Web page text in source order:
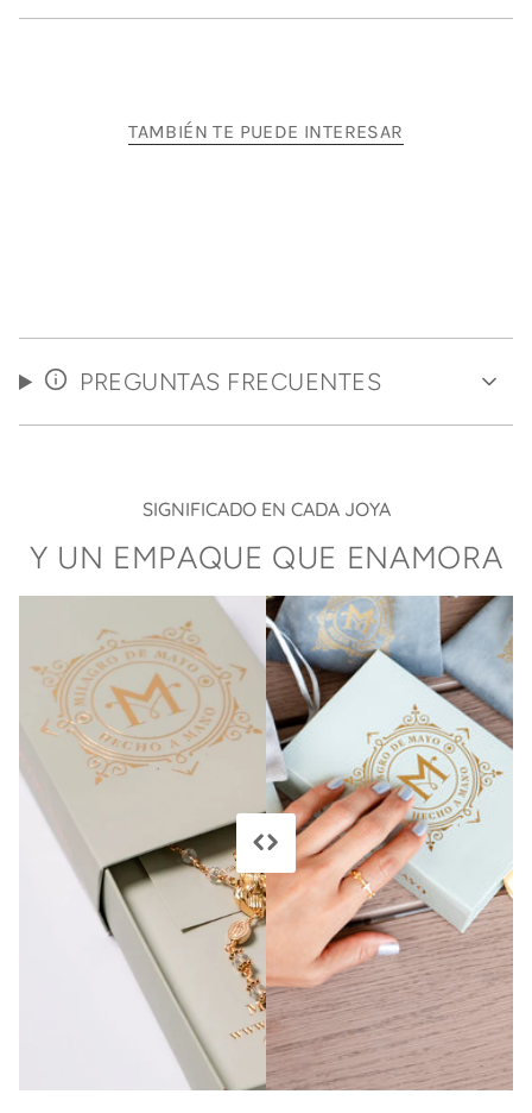
{{
TAMBIÉN TE PUEDE INTERESAR
PREGUNTAS FRECUENTES
SIGNIFICADO EN CADA JOYA
Y UN EMPAQUE QUE ENAMORA